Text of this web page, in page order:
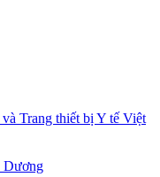
Trang thiết bị Y tế Việt
Dương